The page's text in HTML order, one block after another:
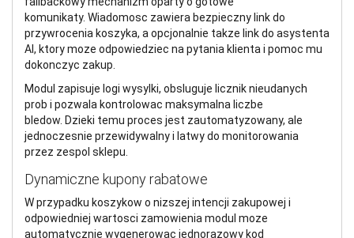
komunikaty. Wiadomosc zawiera bezpieczny link do
przywrocenia koszyka, a opcjonalnie takze link do asystenta
AI, ktory moze odpowiedziec na pytania klienta i pomoc mu
dokonczyc zakup.
Modul zapisuje logi wysylki, obsluguje licznik nieudanych
prob i pozwala kontrolowac maksymalna liczbe
bledow. Dzieki temu proces jest zautomatyzowany, ale
jednoczesnie przewidywalny i latwy do monitorowania
przez zespol sklepu.
Dynamiczne kupony rabatowe
W przypadku koszykow o nizszej intencji zakupowej i
odpowiedniej wartosci zamowienia modul moze
automatycznie wygenerowac jednorazowy kod